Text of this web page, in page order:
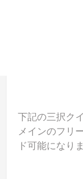
下記の三択ク
メインのフリ
ド可能になりま